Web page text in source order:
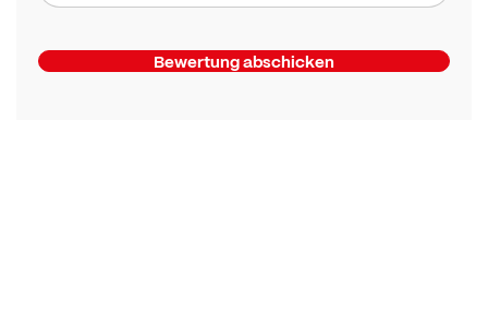
Bewertung abschicken